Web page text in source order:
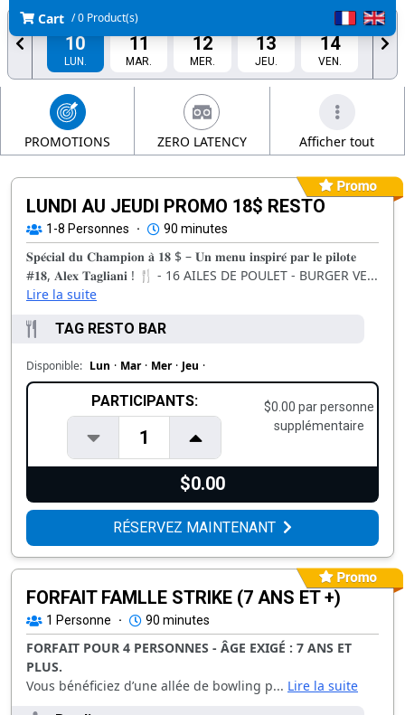
Cart / 0 Product(s)
AOÛT
10
LUN.
AOÛT
11
MAR.
12
MER.
13
JEU.
AOÛT
14
VEN.
AOÛT
15
SAM.
PROMOTIONS ZERO LATENCY Afficher tout
LUNDI AU JEUDI PROMO 18$ RESTO
1-8 Personnes · 90 minutes
𝐒𝐩𝐞́𝐜𝐢𝐚𝐥 𝐝𝐮 𝐂𝐡𝐚𝐦𝐩𝐢𝐨𝐧 𝐚̀ 𝟏𝟖 $ – 𝐔𝐧 𝐦𝐞𝐧𝐮 𝐢𝐧𝐬𝐩𝐢𝐫𝐞́ 𝐩𝐚𝐫 𝐥𝐞 𝐩𝐢𝐥𝐨𝐭𝐞
#𝟏𝟖, 𝐀𝐥𝐞𝐱 𝐓𝐚𝐠𝐥𝐢𝐚𝐧𝐢 ! 🍴 - 16 AILES DE POULET - BURGER VE...
Lire la suite
TAG RESTO BAR
Disponible: Lun · Mar · Mer · Jeu ·
PARTICIPANTS:
1
$0.00 par personne
supplémentaire
$0.00
RÉSERVEZ MAINTENANT
FORFAIT FAMLLE STRIKE (7 ANS ET +)
1 Personne · 90 minutes
FORFAIT POUR 4 PERSONNES - ÂGE EXIGÉ : 7 ANS ET
PLUS.
Vous bénéficiez d’une allée de bowling p... Lire la suite